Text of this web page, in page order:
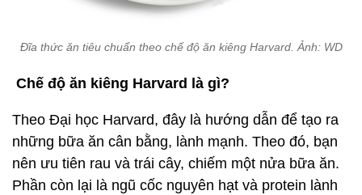
Đĩa thức ăn tiêu chuẩn theo chế độ ăn kiêng Harvard. Ảnh: WD
Chế độ ăn kiêng Harvard là gì?
Theo Đại học Harvard, đây là hướng dẫn để tạo ra
những bữa ăn cân bằng, lành mạnh. Theo đó, bạn
nên ưu tiên rau và trái cây, chiếm một nửa bữa ăn.
Phần còn lại là ngũ cốc nguyên hạt và protein lành